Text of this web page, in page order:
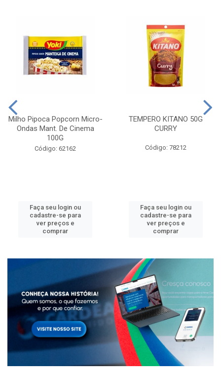
Milho Pipoca Popcorn Micro-
Ondas Mant. De Cinema
100G
Código: 62162
Faça seu login ou
cadastre-se para
ver preços e
comprar
TEMPERO KITANO 50G
CURRY
Código: 78212
Faça seu login ou
cadastre-se para
ver preços e
comprar